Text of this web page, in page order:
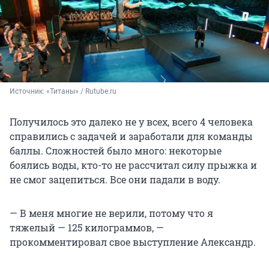
Источник: «Титаны» / Rutube.ru
Получилось это далеко не у всех, всего 4 человека
справились с задачей и заработали для команды
баллы. Сложностей было много: некоторые
боялись воды, кто-то не рассчитал силу прыжка и
не смог зацепиться. Все они падали в воду.
— В меня многие не верили, потому что я
тяжелый — 125 килограммов, —
прокомментировал свое выступление Александр.